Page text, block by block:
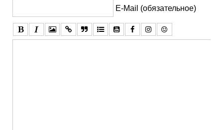
E-Mail (обязательное)